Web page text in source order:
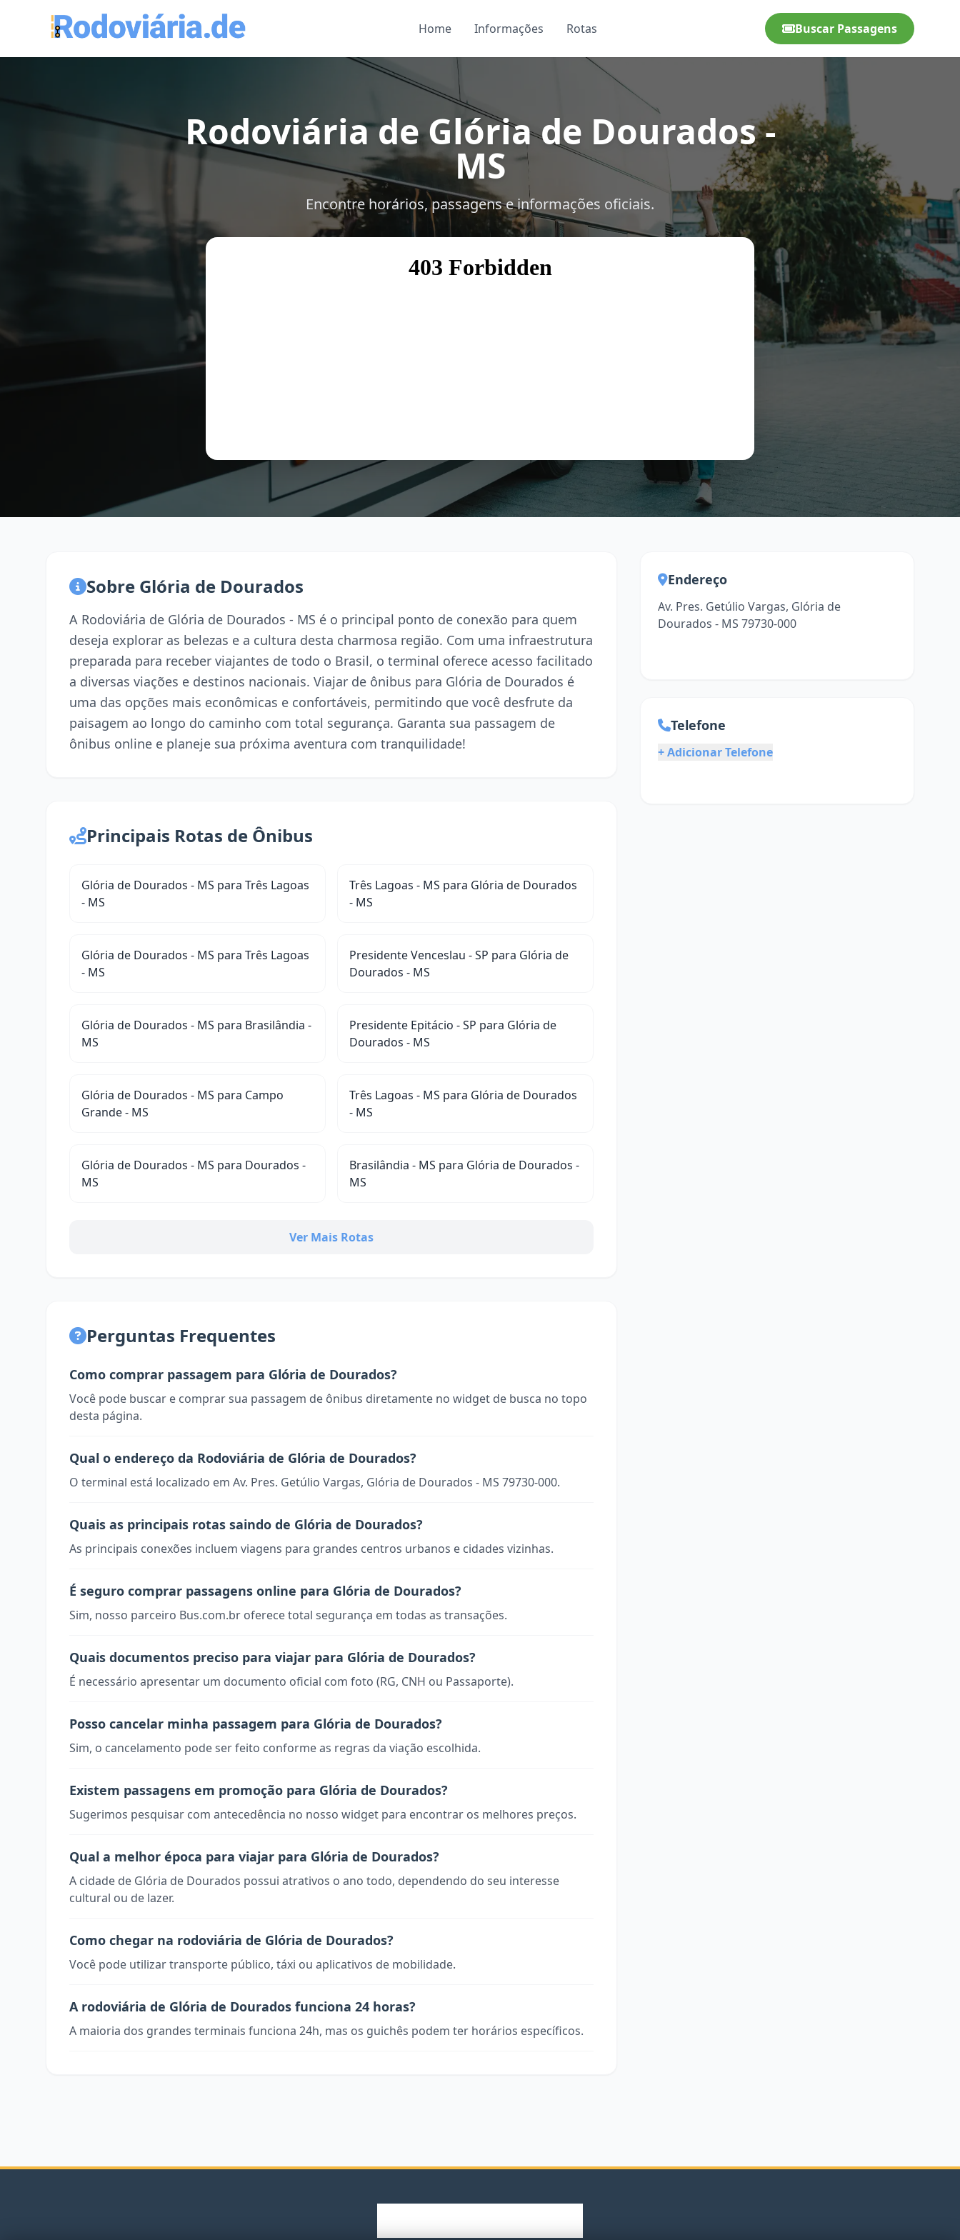
Home Informações Rotas Buscar Passagens
Rodoviária de Glória de Dourados -
MS
Encontre horários, passagens e informações oficiais.
Sobre Glória de Dourados
A Rodoviária de Glória de Dourados - MS é o principal ponto de conexão para quem
deseja explorar as belezas e a cultura desta charmosa região. Com uma infraestrutura
preparada para receber viajantes de todo o Brasil, o terminal oferece acesso facilitado
a diversas viações e destinos nacionais. Viajar de ônibus para Glória de Dourados é
uma das opções mais econômicas e confortáveis, permitindo que você desfrute da
paisagem ao longo do caminho com total segurança. Garanta sua passagem de
ônibus online e planeje sua próxima aventura com tranquilidade!
Principais Rotas de Ônibus
Glória de Dourados - MS para Três Lagoas
- MS
Três Lagoas - MS para Glória de Dourados
- MS
Glória de Dourados - MS para Três Lagoas
- MS
Presidente Venceslau - SP para Glória de
Dourados - MS
Glória de Dourados - MS para Brasilândia -
MS
Presidente Epitácio - SP para Glória de
Dourados - MS
Glória de Dourados - MS para Campo
Grande - MS
Três Lagoas - MS para Glória de Dourados
- MS
Glória de Dourados - MS para Dourados -
MS
Brasilândia - MS para Glória de Dourados -
MS
Ver Mais Rotas
Perguntas Frequentes
Como comprar passagem para Glória de Dourados?
Você pode buscar e comprar sua passagem de ônibus diretamente no widget de busca no topo
desta página.
Qual o endereço da Rodoviária de Glória de Dourados?
O terminal está localizado em Av. Pres. Getúlio Vargas, Glória de Dourados - MS 79730-000.
Quais as principais rotas saindo de Glória de Dourados?
As principais conexões incluem viagens para grandes centros urbanos e cidades vizinhas.
É seguro comprar passagens online para Glória de Dourados?
Sim, nosso parceiro Bus.com.br oferece total segurança em todas as transações.
Quais documentos preciso para viajar para Glória de Dourados?
É necessário apresentar um documento oficial com foto (RG, CNH ou Passaporte).
Posso cancelar minha passagem para Glória de Dourados?
Sim, o cancelamento pode ser feito conforme as regras da viação escolhida.
Existem passagens em promoção para Glória de Dourados?
Sugerimos pesquisar com antecedência no nosso widget para encontrar os melhores preços.
Qual a melhor época para viajar para Glória de Dourados?
A cidade de Glória de Dourados possui atrativos o ano todo, dependendo do seu interesse
cultural ou de lazer.
Como chegar na rodoviária de Glória de Dourados?
Você pode utilizar transporte público, táxi ou aplicativos de mobilidade.
A rodoviária de Glória de Dourados funciona 24 horas?
A maioria dos grandes terminais funciona 24h, mas os guichês podem ter horários específicos.
Endereço
Av. Pres. Getúlio Vargas, Glória de
Dourados - MS 79730-000
Telefone
+ Adicionar Telefone